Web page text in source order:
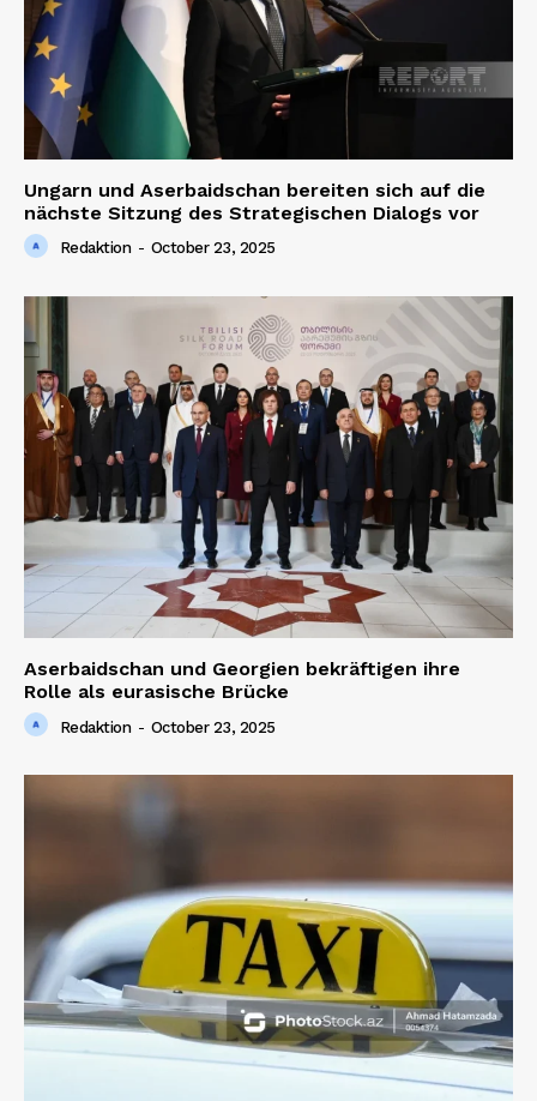
Ungarn und Aserbaidschan bereiten sich auf die
nächste Sitzung des Strategischen Dialogs vor
Redaktion - October 23, 2025
Aserbaidschan und Georgien bekräftigen ihre
Rolle als eurasische Brücke
Redaktion - October 23, 2025